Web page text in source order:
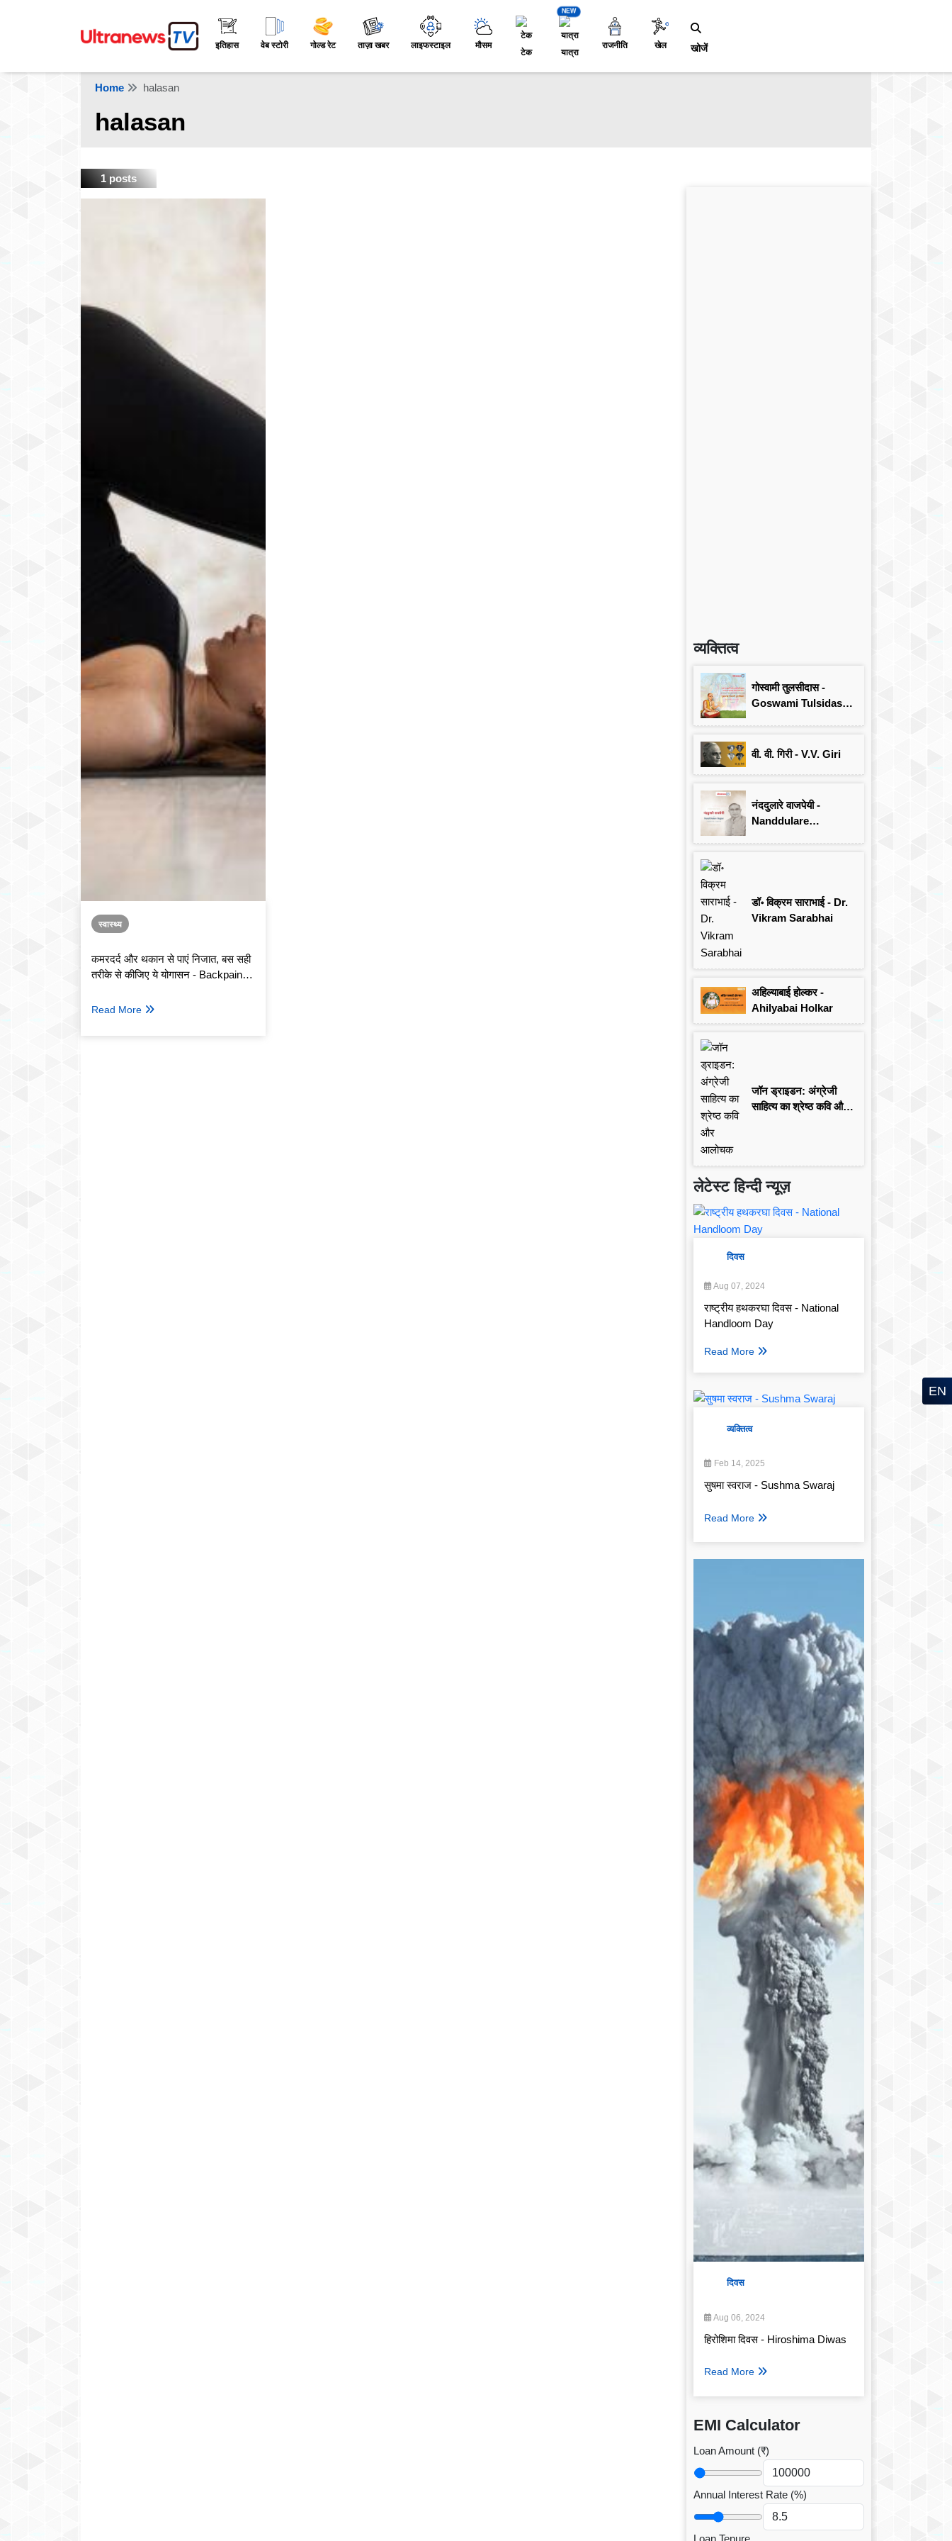
इतिहास वेब स्टोरी गोल्ड रेट ताज़ा खबर लाइफस्टाइल मौसम
टेक
NEW
यात्रा
राजनीति खेल खोजें
Home halasan
halasan
1 posts
स्वास्थ्य
कमरदर्द और थकान से पाएं निजात, बस सही
तरीके से कीजिए ये योगासन - Backpain
Read More
व्यक्तित्व
गोस्वामी तुलसीदास -
Goswami Tulsidas:
वी. वी. गिरी - V.V. Giri
नंददुलारे वाजपेयी -
Nanddulare
डॉ॰ विक्रम साराभाई - Dr.
Vikram Sarabhai
अहिल्याबाई होल्कर -
Ahilyabai Holkar
जॉन ड्राइडन: अंग्रेजी
साहित्य का श्रेष्ठ कवि और
लेटेस्ट हिन्दी न्यूज़
दिवस
Aug 07, 2024
राष्ट्रीय हथकरघा दिवस - National
Handloom Day
Read More
व्यक्तित्व
Feb 14, 2025
सुषमा स्वराज - Sushma Swaraj
Read More
दिवस
Aug 06, 2024
हिरोशिमा दिवस - Hiroshima Diwas
Read More
EMI Calculator
Loan Amount (₹)
Annual Interest Rate (%)
Loan Tenure
EN